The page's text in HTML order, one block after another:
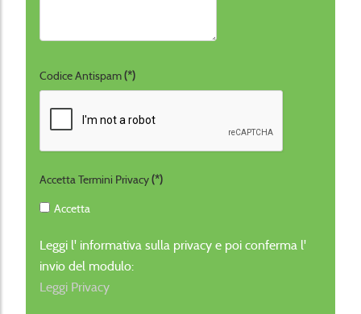
Codice Antispam(*)
Accetta Termini Privacy(*)
Accetta
Leggi l' informativa sulla privacy e poi conferma l'
invio del modulo:
Leggi Privacy